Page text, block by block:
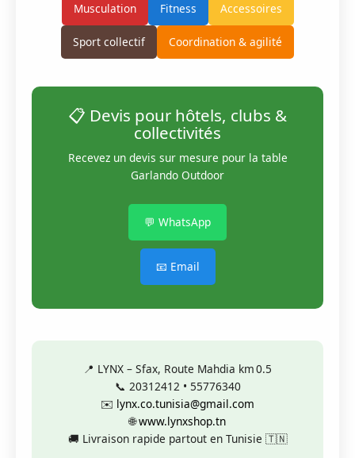
Musculation Fitness Accessoires
Sport collectif Coordination & agilité
📋 Devis pour hôtels, clubs &
collectivités
Recevez un devis sur mesure pour la table
Garlando Outdoor
💬 WhatsApp
📧 Email
📍 LYNX – Sfax, Route Mahdia km 0.5
📞 20312412 • 55776340
✉️ lynx.co.tunisia@gmail.com
🌐www.lynxshop.tn
🚚 Livraison rapide partout en Tunisie 🇹🇳